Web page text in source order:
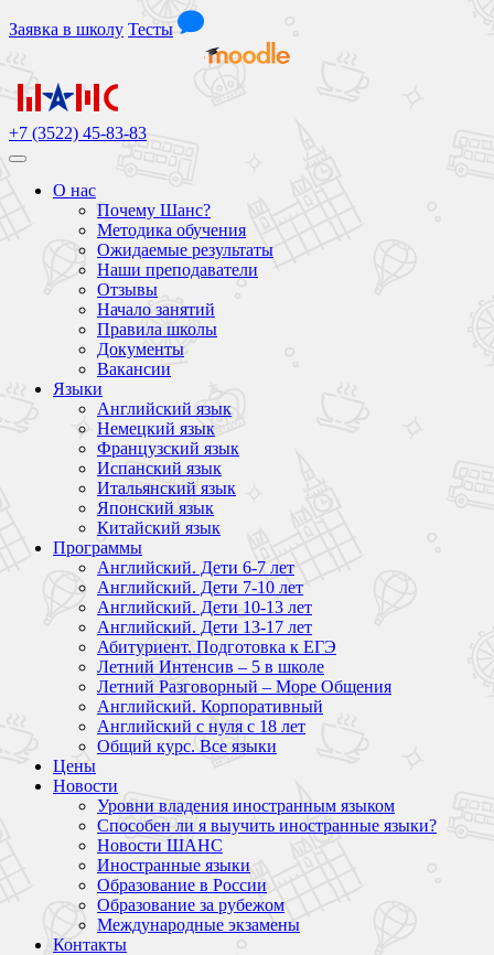
Заявка в школу Тесты
+7 (3522) 45-83-83
О нас
Почему Шанс?
Методика обучения
Ожидаемые результаты
Наши преподаватели
Отзывы
Начало занятий
Правила школы
Документы
Вакансии
Языки
Английский язык
Немецкий язык
Французский язык
Испанский язык
Итальянский язык
Японский язык
Китайский язык
Программы
Английский. Дети 6-7 лет
Английский. Дети 7-10 лет
Английский. Дети 10-13 лет
Английский. Дети 13-17 лет
Абитуриент. Подготовка к ЕГЭ
Летний Интенсив – 5 в школе
Летний Разговорный – Море Общения
Английский. Корпоративный
Английский с нуля с 18 лет
Общий курс. Все языки
Цены
Новости
Уровни владения иностранным языком
Способен ли я выучить иностранные языки?
Новости ШАНС
Иностранные языки
Образование в России
Образование за рубежом
Международные экзамены
Контакты